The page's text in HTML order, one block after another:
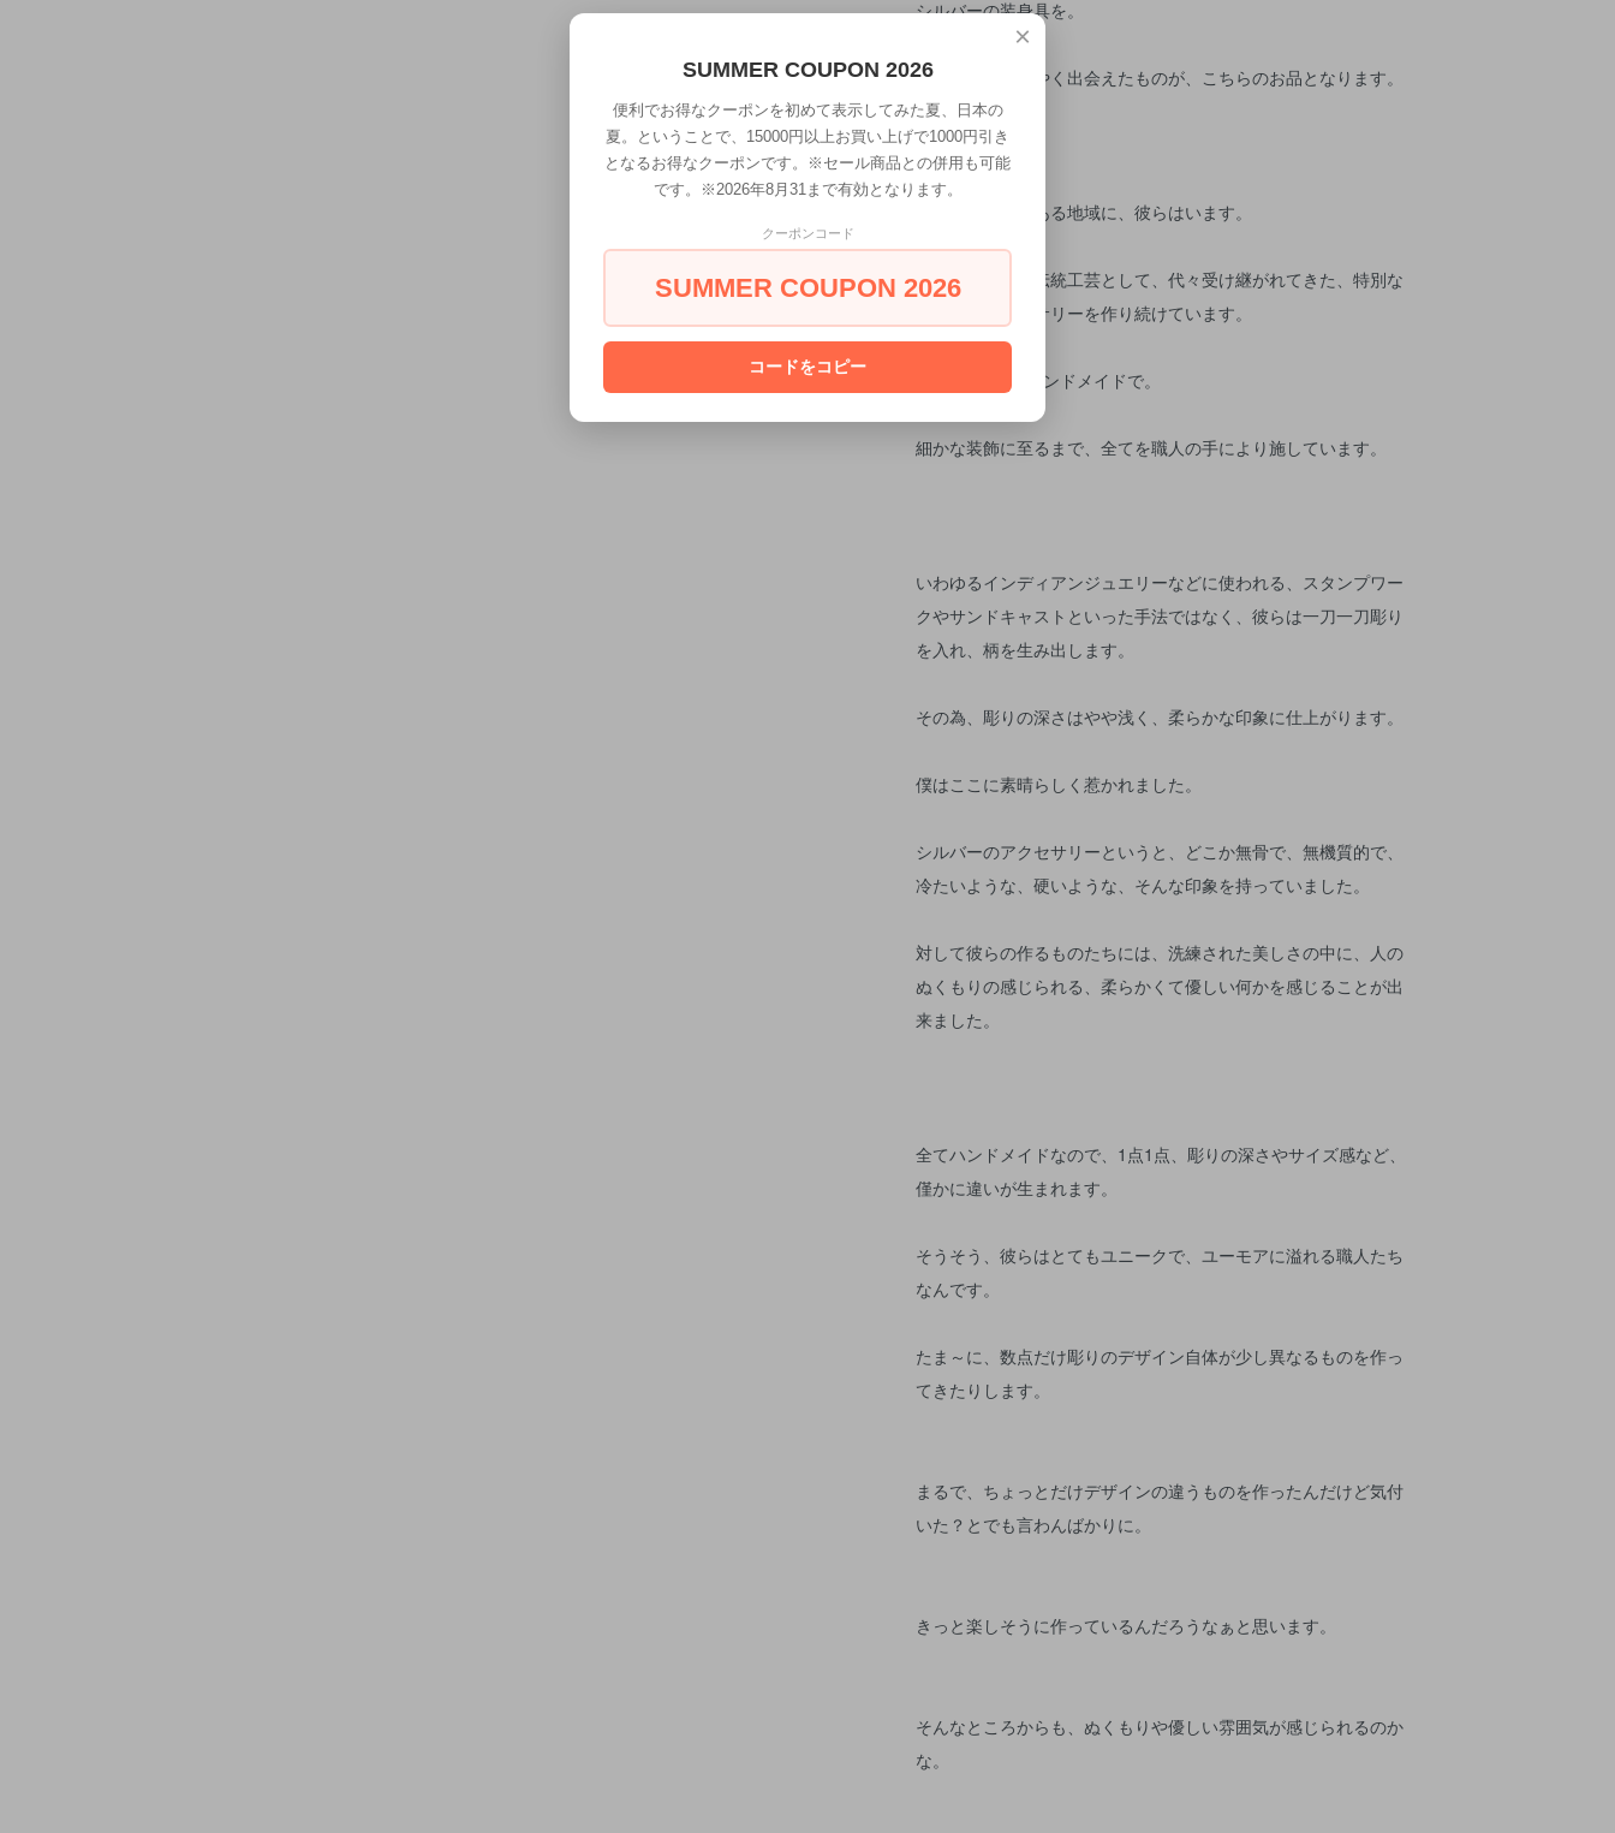
シルバーの装身具を。
そんな折、ようやく出会えたものが、こちらのお品となります。
とある国の、とある地域に、彼らはいます。
彼らは古くから伝統工芸として、代々受け継がれてきた、特別な
シルバーアクセサリーを作り続けています。
全て1点ずつ、ハンドメイドで。
細かな装飾に至るまで、全てを職人の手により施しています。
いわゆるインディアンジュエリーなどに使われる、スタンプワー
クやサンドキャストといった手法ではなく、彼らは一刀一刀彫り
を入れ、柄を生み出します。
その為、彫りの深さはやや浅く、柔らかな印象に仕上がります。
僕はここに素晴らしく惹かれました。
シルバーのアクセサリーというと、どこか無骨で、無機質的で、
冷たいような、硬いような、そんな印象を持っていました。
対して彼らの作るものたちには、洗練された美しさの中に、人の
ぬくもりの感じられる、柔らかくて優しい何かを感じることが出
来ました。
全てハンドメイドなので、1点1点、彫りの深さやサイズ感など、
僅かに違いが生まれます。
そうそう、彼らはとてもユニークで、ユーモアに溢れる職人たち
なんです。
たま～に、数点だけ彫りのデザイン自体が少し異なるものを作っ
てきたりします。
まるで、ちょっとだけデザインの違うものを作ったんだけど気付
いた？とでも言わんばかりに。
きっと楽しそうに作っているんだろうなぁと思います。
そんなところからも、ぬくもりや優しい雰囲気が感じられるのか
な。
×
SUMMER COUPON 2026
便利でお得なクーポンを初めて表示してみた夏、日本の
夏。ということで、15000円以上お買い上げで1000円引き
となるお得なクーポンです。※セール商品との併用も可能
です。※2026年8月31まで有効となります。
クーポンコード
SUMMER COUPON 2026
コードをコピー